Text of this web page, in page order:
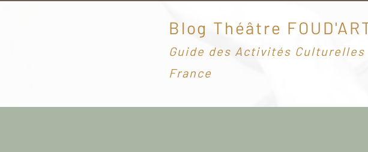
Blog Théâtre
Guide des Activités Culturelles
France